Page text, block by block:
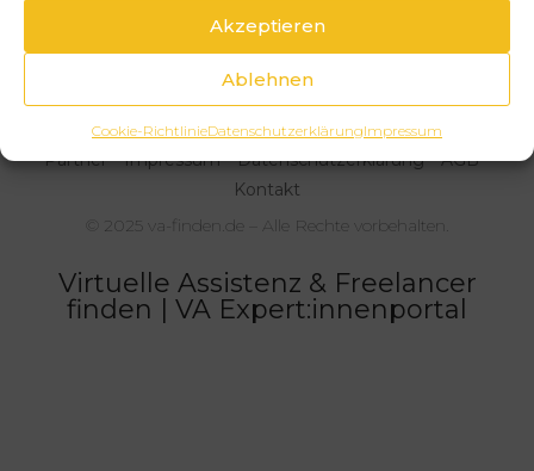
Akzeptieren
Ablehnen
Cookie-RichtlinieDatenschutzerklärungImpressum
© 2025 va-finden.de – Alle Rechte vorbehalten.
Partner Impressum Datenschutzerklärung
AGB
Kontakt
Virtuelle Assistenz & Freelancer
finden | VA Expert:innenportal